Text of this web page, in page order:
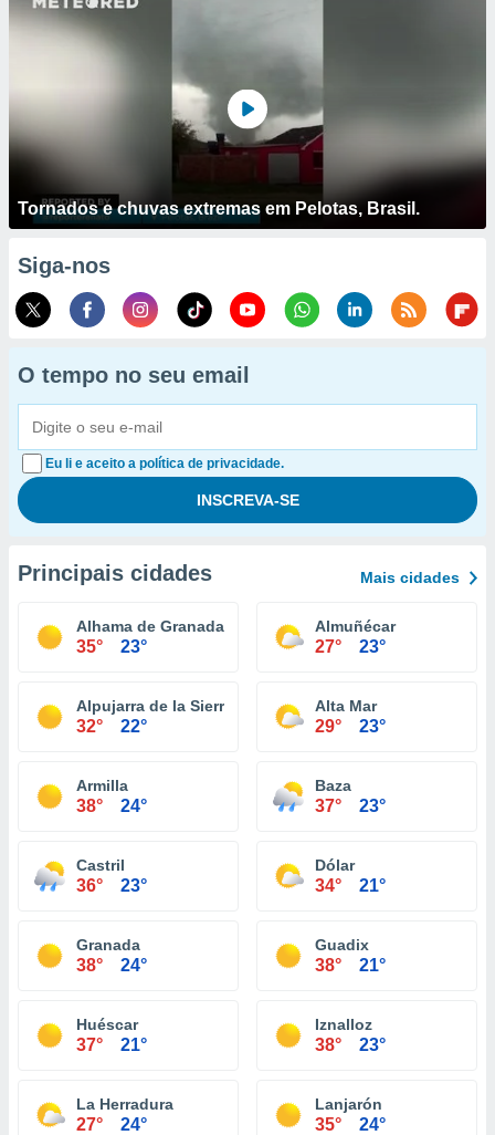
Tornados e chuvas extremas em Pelotas, Brasil.
Siga-nos
O tempo no seu email
Eu li e aceito a política de privacidade.
Principais cidades Mais cidades
Alhama de Granada
35° 23°
Almuñécar
27° 23°
Alpujarra de la Sierra
32° 22°
Alta Mar
29° 23°
Armilla
38° 24°
Baza
37° 23°
Castril
36° 23°
Dólar
34° 21°
Granada
38° 24°
Guadix
38° 21°
Huéscar
37° 21°
Iznalloz
38° 23°
La Herradura
27° 24°
Lanjarón
35° 24°